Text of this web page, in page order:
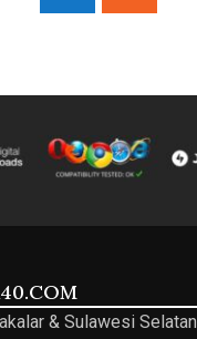
& Sulawesi Selatan